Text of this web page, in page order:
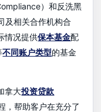
）和反洗黑
及相关合作机构合
情况提供保本基金配
不同账户类型的基金
拿大投资贷款
，帮助客户在充分了